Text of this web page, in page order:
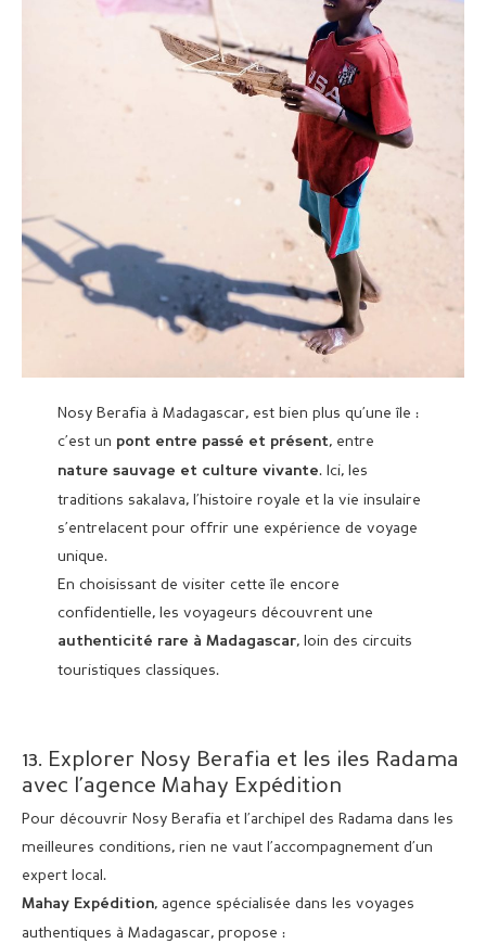
Nosy Berafia à Madagascar, est bien plus qu’une île :
c’est un pont entre passé et présent, entre
nature sauvage et culture vivante. Ici, les
traditions sakalava, l’histoire royale et la vie insulaire
s’entrelacent pour offrir une expérience de voyage
unique.
En choisissant de visiter cette île encore
confidentielle, les voyageurs découvrent une
authenticité rare à Madagascar, loin des circuits
touristiques classiques.
13. Explorer Nosy Berafia et les iles Radama
avec l’agence Mahay Expédition
Pour découvrir Nosy Berafia et l’archipel des Radama dans les
meilleures conditions, rien ne vaut l’accompagnement d’un
expert local.
Mahay Expédition, agence spécialisée dans les voyages
authentiques à Madagascar, propose :